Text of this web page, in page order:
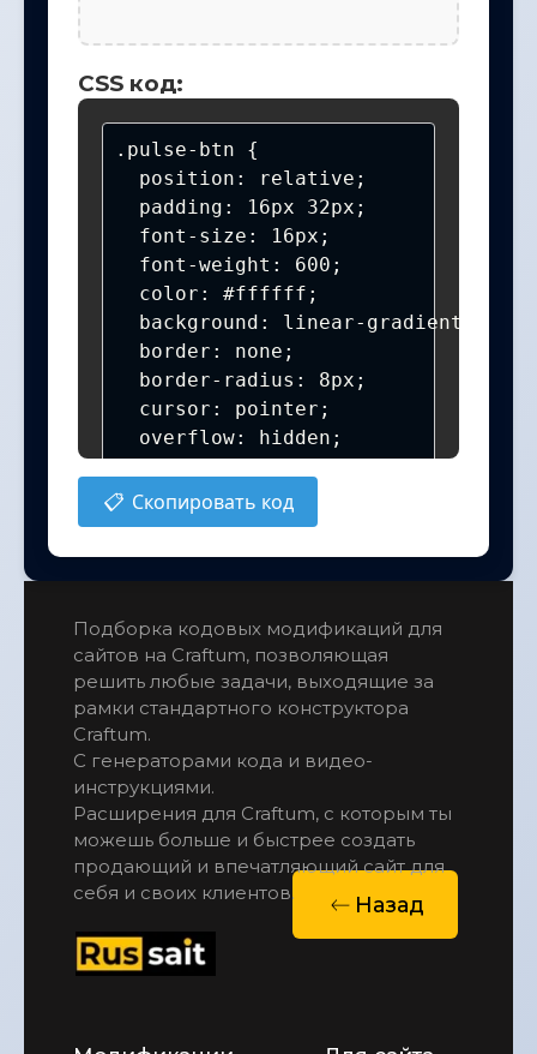
CSS код:
.pulse-btn {
  position: relative;
  padding: 16px 32px;
  font-size: 16px;
  font-weight: 600;
  color: #ffffff;
background: linear-
  border: none;
  border-radius: 8px;
  cursor: pointer;
  overflow: hidden;
  z-index: 1;
box-shadow: 0 4px 12px rgba(0,
  transition: transform 0.2s ease;
}
  transform: translateY(-2px);
}
/* Первая пульсация */
.pulse-btn::before {
  content: '';
  position: absolute;
  top: 80%;
  left: 20%;
  width: 100px;
  height: 100px;
  background: #ffffff;
transform: translate(-50%, -50%)
📋 Скопировать код
Назад
Подборка кодовых модификаций для
сайтов на Craftum, позволяющая
решить любые задачи, выходящие за
рамки стандартного конструктора
Craftum.
С генераторами кода и видео-
инструкциями.
Расширения для Craftum, с которым ты
можешь больше и быстрее создать
продающий и впечатляющий сайт для
себя и своих клиентов.